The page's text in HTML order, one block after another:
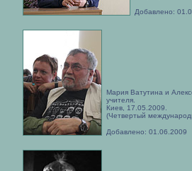
Добавлено:
Мария Ватутина и
учителя.
Киев, 17.05.2009.
(Четвертый
Добавлено: 01.06.2009